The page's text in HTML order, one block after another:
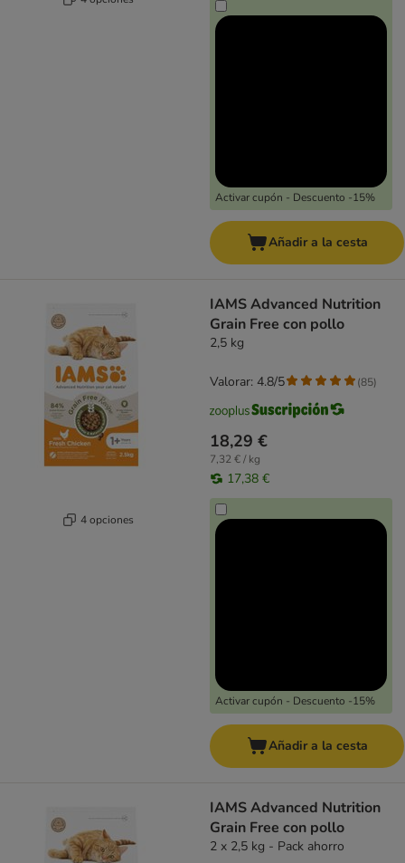
Activar cupón - Descuento -15%
Añadir a la cesta
4 opciones
IAMS Advanced Nutrition
Grain Free con pollo
2,5 kg
18,29 €
7,32 € / kg
17,38 €
Activar cupón - Descuento -15%
Valorar: 4.8/5 (85)
Añadir a la cesta
IAMS Advanced Nutrition
Grain Free con pollo
2 x 2,5 kg - Pack ahorro